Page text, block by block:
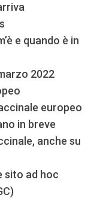
e quando è in
2022
europeo
in breve
anche su
sito ad hoc